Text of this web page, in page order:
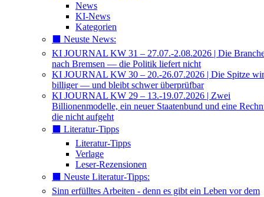
News
KI-News
Kategorien
⬛️ Neuste News:
KI JOURNAL KW 31 – 27.07.-2.08.2026 | Die
nach Bremsen — die Politik liefert nicht
KI JOURNAL KW 30 – 20.-26.07.2026 | Die Spitze
billiger — und bleibt schwer überprüfbar
KI JOURNAL KW 29 – 13.-19.07.2026 | Zwei
Billionenmodelle, ein neuer Staatenbund und eine
die nicht aufgeht
⬛️ Literatur-Tipps
Literatur-Tipps
Verlage
Leser-Rezensionen
⬛️ Neuste Literatur-Tipps:
Sinn erfülltes Arbeiten - denn es gibt ein Leben vor dem